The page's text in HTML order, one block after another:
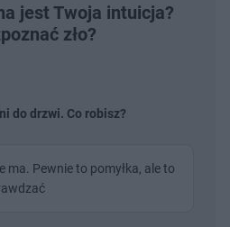
jest Twoja intuicja?
zło?
do drzwi. Co robisz?
ma. Pewnie to pomyłka, ale to